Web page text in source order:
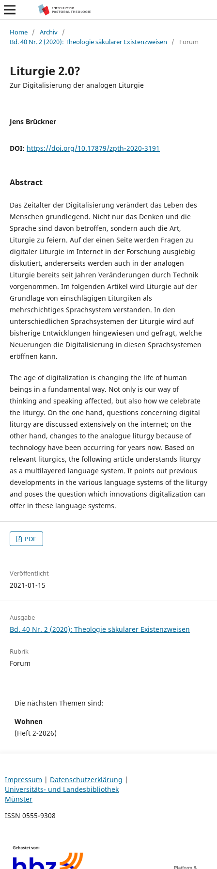
Home / Archiv /
Bd. 40 Nr. 2 (2020): Theologie säkularer Existenzweisen
/ Forum
Liturgie 2.0?
Zur Digitalisierung der analogen Liturgie
Jens Brückner
DOI: https://doi.org/10.17879/zpth-2020-3191
Abstract
Das Zeitalter der Digitalisierung verändert das Leben des
Menschen grundlegend. Nicht nur das Denken und die
Sprache sind davon betroffen, sondern auch die Art,
Liturgie zu feiern. Auf der einen Seite werden Fragen zu
digitaler Liturgie im Internet in der Forschung ausgiebig
diskutiert, andererseits werden auch in der analogen
Liturgie bereits seit Jahren Veränderungen durch Technik
vorgenommen. Im folgenden Artikel wird Liturgie auf der
Grundlage von einschlägigen Liturgiken als
mehrschichtiges Sprachsystem verstanden. In den
unterschiedlichen Sprachsystemen der Liturgie wird auf
bisherige Entwicklungen hingewiesen und gefragt, welche
Neuerungen die Digitalisierung in diesen Sprachsystemen
eröffnen kann.
The age of digitalization is changing the life of human
beings in a fundamental way. Not only is our way of
thinking and speaking affected, but also how we celebrate
the liturgy. On the one hand, questions concerning digital
liturgy are discussed extensively on the internet; on the
other hand, changes to the analogue liturgy because of
technology have been occurring for years now. Based on
relevant liturgics, the following article understands liturgy
as a multilayered language system. It points out previous
developments in the various language systems of the liturgy
and poses the question which innovations digitalization can
offer in these language systems.
PDF
Veröffentlicht
2021-01-15
Ausgabe
Bd. 40 Nr. 2 (2020): Theologie säkularer Existenzweisen
Rubrik
Forum
Die nächsten Themen sind:
Wohnen
(Heft 2-2026)
Impressum | Datenschutzerklärung |
Universitäts- und Landesbibliothek
Münster
ISSN 0555-9308